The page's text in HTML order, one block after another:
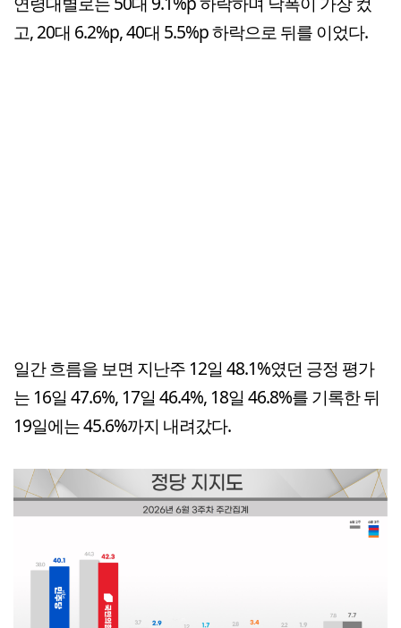
고, 20대 6.2%p, 40대 5.5%p 하락으로 뒤를 이었다.
일간 흐름을 보면 지난주 12일 48.1%였던 긍정 평가
는 16일 47.6%, 17일 46.4%, 18일 46.8%를 기록한 뒤
19일에는 45.6%까지 내려갔다.